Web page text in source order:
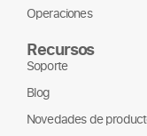
Operaciones
Recursos
Soporte
Blog
Novedades de